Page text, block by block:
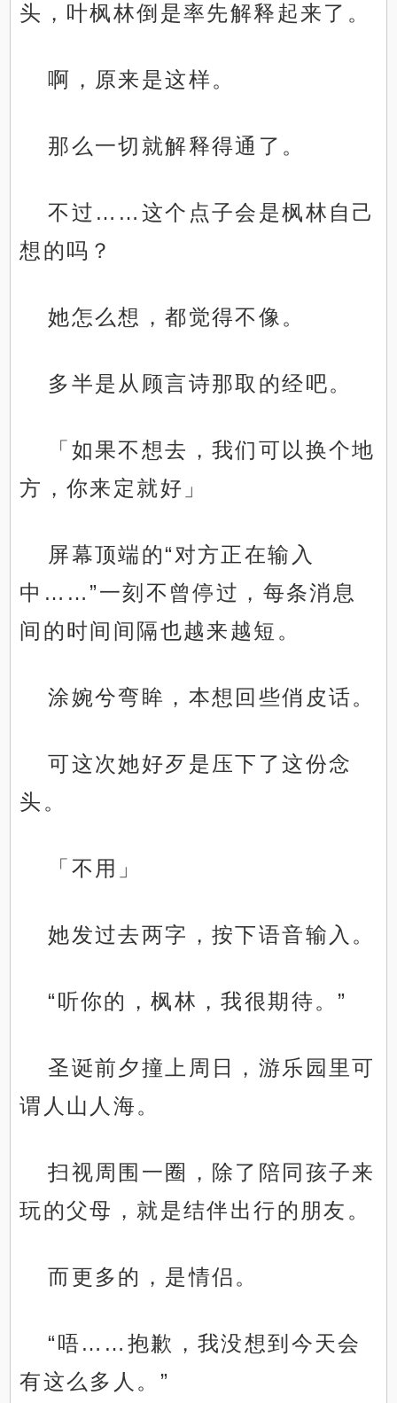
头，叶枫林倒是率先解释起来了。
啊，原来是这样。
那么一切就解释得通了。
不过……这个点子会是枫林自己
想的吗？
她怎么想，都觉得不像。
多半是从顾言诗那取的经吧。
「如果不想去，我们可以换个地
方，你来定就好」
屏幕顶端的“对方正在输入
中……”一刻不曾停过，每条消息
间的时间间隔也越来越短。
涂婉兮弯眸，本想回些俏皮话。
可这次她好歹是压下了这份念
头。
「不用」
她发过去两字，按下语音输入。
“听你的，枫林，我很期待。”
圣诞前夕撞上周日，游乐园里可
谓人山人海。
扫视周围一圈，除了陪同孩子来
玩的父母，就是结伴出行的朋友。
而更多的，是情侣。
“唔……抱歉，我没想到今天会
有这么多人。”